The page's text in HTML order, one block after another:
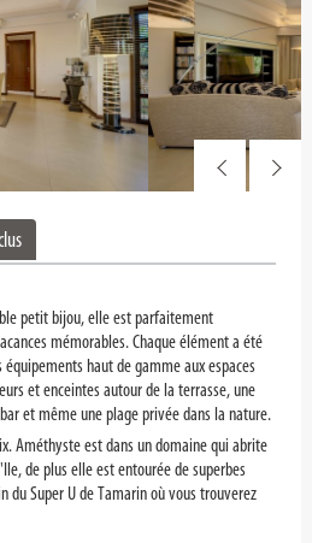
petit bijou, elle est parfaitement
mémorables. Chaque élément a été
haut de gamme aux espaces
et enceintes autour de la terrasse, une
et même une plage privée dans la nature.
Améthyste est dans un domaine qui abrite
de plus elle est entourée de superbes
du Super U de Tamarin où vous trouverez